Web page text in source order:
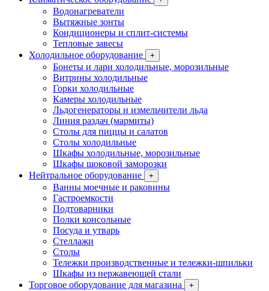
Водонагреватели
Вытяжные зонты
Кондиционеры и сплит-системы
Тепловые завесы
Холодильное оборудование
+
Бонеты и лари холодильные, морозильные
Витрины холодильные
Горки холодильные
Камеры холодильные
Льдогенераторы и измельчители льда
Линия раздач (мармиты)
Столы для пиццы и салатов
Столы холодильные
Шкафы холодильные, морозильные
Шкафы шоковой заморозки
Нейтральное оборудование
+
Ванны моечные и раковины
Гастроемкости
Подтоварники
Полки консольные
Посуда и утварь
Стеллажи
Столы
Тележки производственные и тележки-шпильки
Шкафы из нержавеющей стали
Торговое оборудование для магазина
+